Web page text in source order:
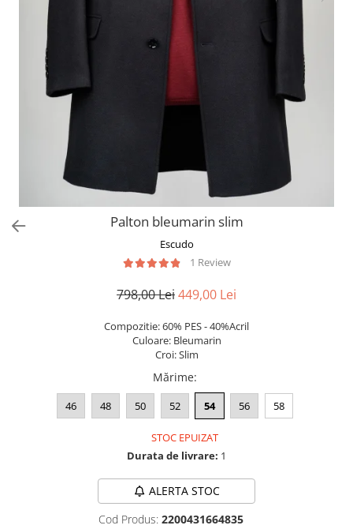
Palton bleumarin slim
Escudo
1 Review
798,00 Lei449,00 Lei
Compozitie: 60% PES - 40%Acril
Culoare: Bleumarin
Croi: Slim
Mărime:
46 48 50 52 54 56 58
STOC EPUIZAT
Durata de livrare: 1
ALERTA STOC
Cod Produs: 2200431664835